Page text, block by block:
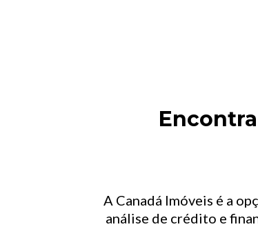
A Canadá Imóveis é a
análise de crédito e